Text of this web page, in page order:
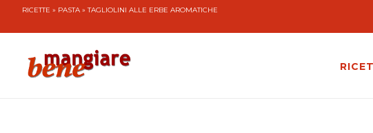
RICETTE » PASTA » TAGLIOLINI ALLE ERBE AROMATICHE